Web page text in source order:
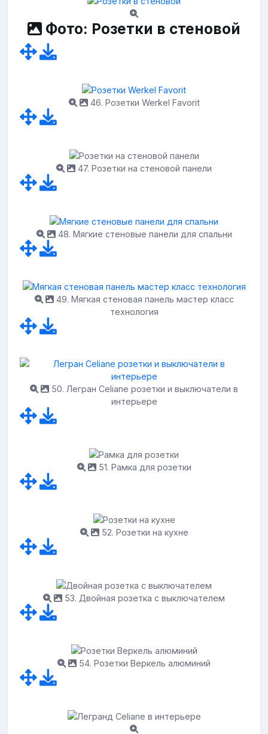
Фото: Розетки в стеновой
46. Розетки Werkel Favorit
47. Розетки на стеновой панели
48. Мягкие стеновые панели для спальни
49. Мягкая стеновая панель мастер класс
технология
50. Легран Celiane розетки и выключатели в
интерьере
51. Рамка для розетки
52. Розетки на кухне
53. Двойная розетка с выключателем
54. Розетки Веркель алюминий